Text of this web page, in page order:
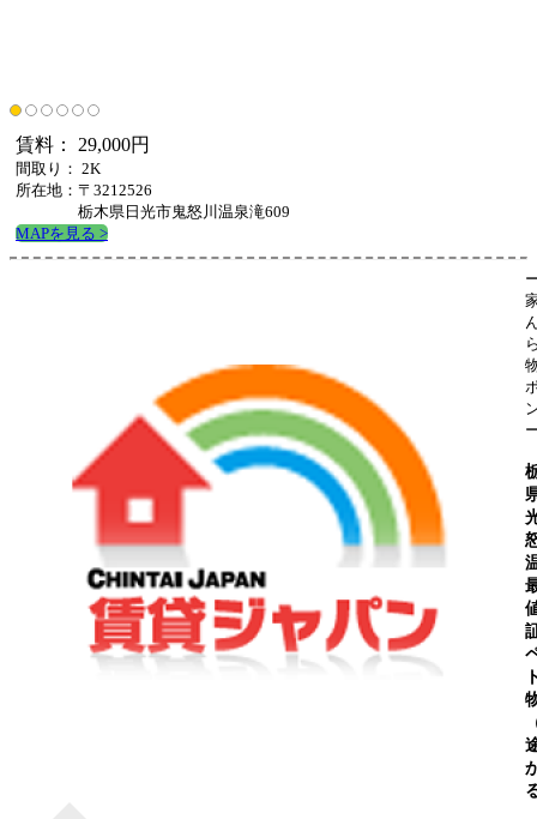
賃料： 29,000円
間取り： 2K
所在地：〒3212526
栃木県日光市鬼怒川温泉滝609
MAPを見る >